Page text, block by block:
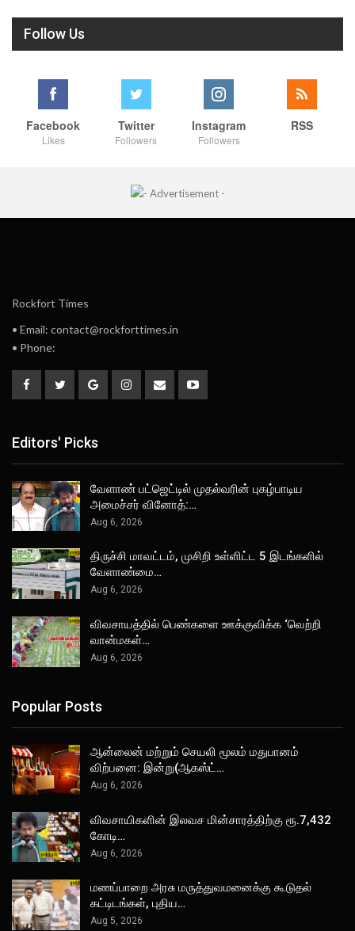
Follow Us
Facebook
Likes
Twitter
Followers
Instagram
Followers
RSS
Rockfort Times
• Email: contact@rockforttimes.in
• Phone:
Editors' Picks
வேளாண் பட்ஜெட்டில் முதல்வரின் புகழ்பாடிய
அமைச்சர் வினோத்:…
Aug 6, 2026
திருச்சி மாவட்டம், முசிறி உள்ளிட்ட 5 இடங்களில்
வேளாண்மை…
Aug 6, 2026
விவசாயத்தில் பெண்களை ஊக்குவிக்க ‘வெற்றி
வான்மகள்…
Aug 6, 2026
Popular Posts
ஆன்லைன் மற்றும் செயலி மூலம் மதுபானம்
விற்பனை: இன்று(ஆகஸ்ட்…
Aug 6, 2026
விவசாயிகளின் இலவச மின்சாரத்திற்கு ரூ.7,432
கோடி…
Aug 6, 2026
மணப்பாறை அரசு மருத்துவமனைக்கு கூடுதல்
கட்டிடங்கள், புதிய…
Aug 5, 2026